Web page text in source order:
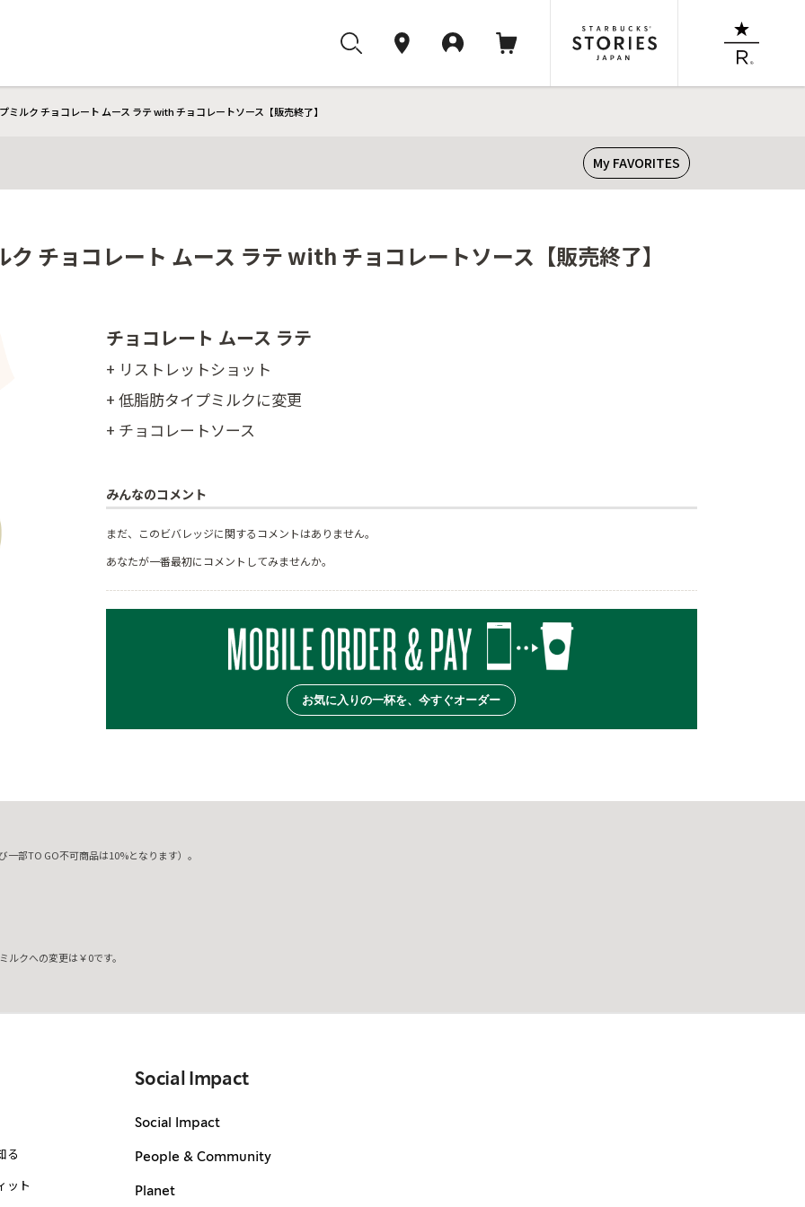
ミルク チョコレート ムース ラテ with チョコレートソース【販売終了】
My FAVORITES
チョコレート ムース ラテ with チョコレートソース【販売終了】
チョコレート ムース ラテ
+ リストレットショット
+ 低脂肪タイプミルクに変更
+ チョコレートソース
みんなのコメント
まだ、このビバレッジに関するコメントはありません。
あなたが一番最初にコメントしてみませんか。
お気に入りの一杯を、今すぐオーダー
部TO GO不可商品は10%となります）。
クへの変更は￥0です。
る
ット
Social Impact
Social Impact
People & Community
Planet